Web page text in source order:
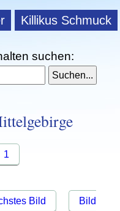
Killikus Schmuck
suchen:
1
Bild
Bild